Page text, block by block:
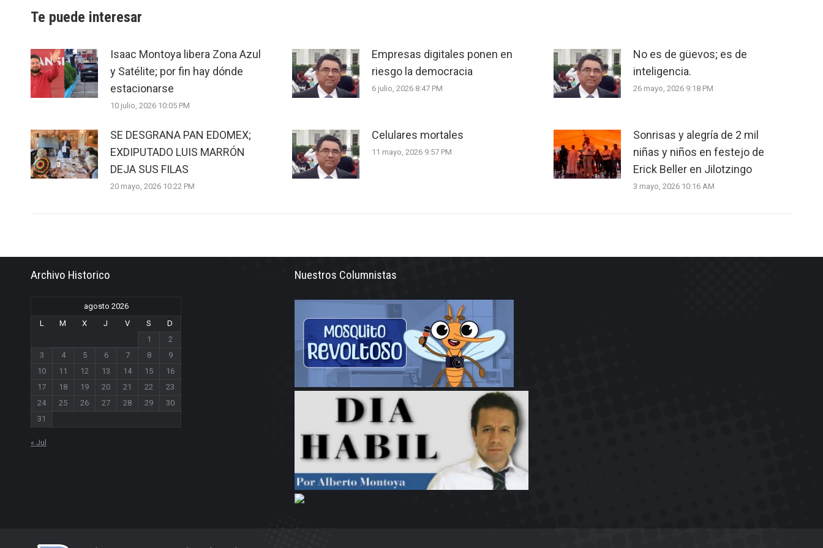
Te puede interesar
Isaac Montoya libera Zona Azul
y Satélite; por fin hay dónde
estacionarse
10 julio, 2026 10:05 PM
Empresas digitales ponen en
riesgo la democracia
6 julio, 2026 8:47 PM
No es de güevos; es de
inteligencia.
26 mayo, 2026 9:18 PM
SE DESGRANA PAN EDOMEX;
EXDIPUTADO LUIS MARRÓN
DEJA SUS FILAS
20 mayo, 2026 10:22 PM
Celulares mortales
11 mayo, 2026 9:57 PM
Sonrisas y alegría de 2 mil
niñas y niños en festejo de
Erick Beller en Jilotzingo
3 mayo, 2026 10:16 AM
Archivo Historico
agosto 2026
L
M X J V S
D
1
2
3
4 5 6 7 8
9
10
11 12 13 14 15
16
17
18 19 20 21 22
23
24
25 26 27 28 29
30
31
« Jul
Nuestros Columnistas